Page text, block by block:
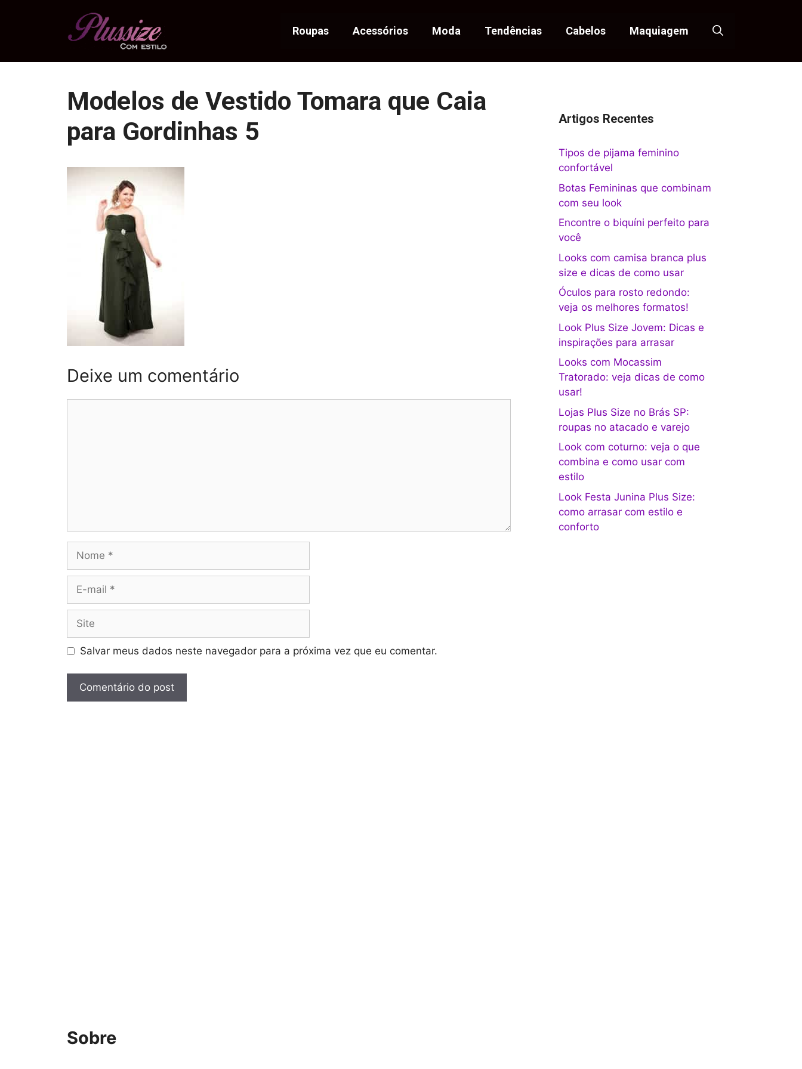
Roupas Acessórios Moda Tendências Cabelos Maquiagem
Modelos de Vestido Tomara que Caia
para Gordinhas 5
Deixe um comentário
mail
Salvar meus dados neste navegador para a próxima vez que eu comentar.
Artigos Recentes
Tipos de pijama feminino
confortável
Botas Femininas que combinam
com seu look
Encontre o biquíni perfeito para
você
Looks com camisa branca plus
size e dicas de como usar
Óculos para rosto redondo:
veja os melhores formatos!
Look Plus Size Jovem: Dicas e
inspirações para arrasar
Looks com Mocassim
Tratorado: veja dicas de como
usar!
Lojas Plus Size no Brás SP:
roupas no atacado e varejo
Look com coturno: veja o que
combina e como usar com
estilo
Look Festa Junina Plus Size:
como arrasar com estilo e
conforto
Sobre